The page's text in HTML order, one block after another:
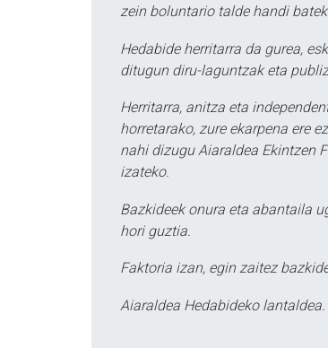
zein boluntario talde handi
Hedabide herritarra da gurea,
ditugun diru-laguntzak eta
Herritarra, anitza eta
horretarako, zure ekarpena ere
nahi dizugu Aiaraldea Ekintzen
izateko.
Bazkideek onura eta abantaila
hori guztia.
Faktoria izan, egin zaitez
Aiaraldea Hedabideko lantaldea.